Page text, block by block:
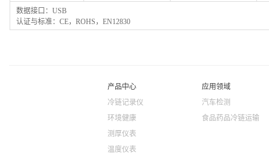
数据接口：USB
认证与标准：CE，ROHS，EN12830
产品中心
冷链记录仪
环境健康
测厚仪表
温度仪表
应用领域
汽车检测
食品药品冷链运输